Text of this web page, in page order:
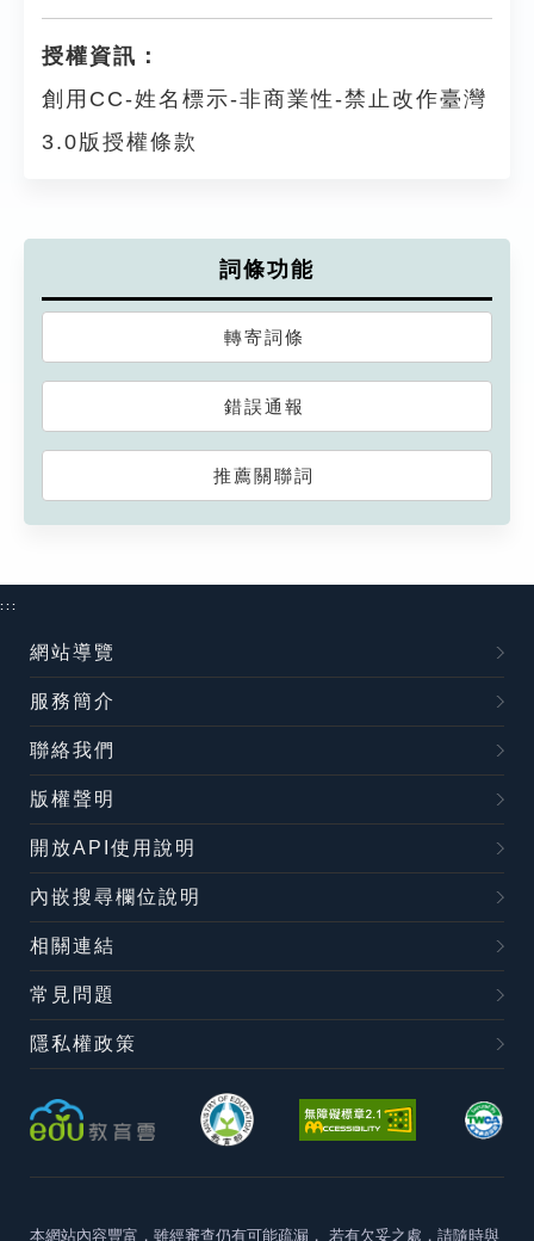
授權資訊：
創用CC-姓名標示-非商業性-禁止改作臺灣
3.0版授權條款
詞條功能
轉寄詞條
錯誤通報
推薦關聯詞
:::
網站導覽
服務簡介
聯絡我們
版權聲明
開放API使用說明
內嵌搜尋欄位說明
相關連結
常見問題
隱私權政策
本網站內容豐富，雖經審查仍有可能疏漏， 若有欠妥之處，請隨時與